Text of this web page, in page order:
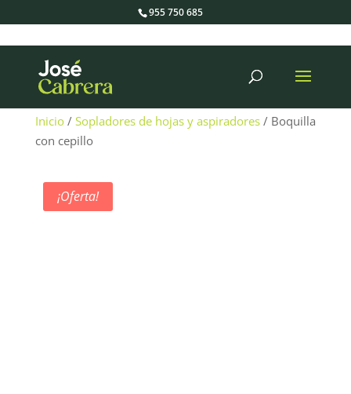
955 750 685
Inicio/ Sopladores de hojas y aspiradores/ Boquilla
con cepillo
¡Oferta!